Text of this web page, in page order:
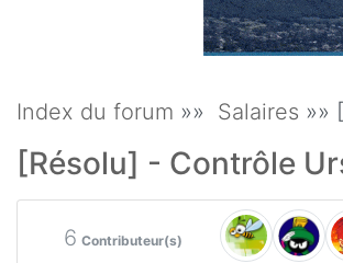
Index du forum »» Salaires »»
[Résolu] - Contrôle
6 Contributeur(s)